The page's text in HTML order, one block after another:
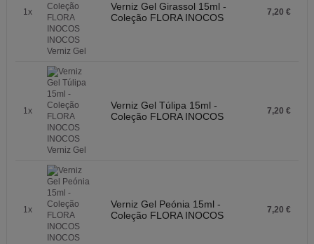
1x
Verniz Gel Girassol 15ml -
Coleção FLORA INOCOS
7,20 €
1x
Verniz Gel Túlipa 15ml -
Coleção FLORA INOCOS
7,20 €
1x
Verniz Gel Peónia 15ml -
Coleção FLORA INOCOS
7,20 €